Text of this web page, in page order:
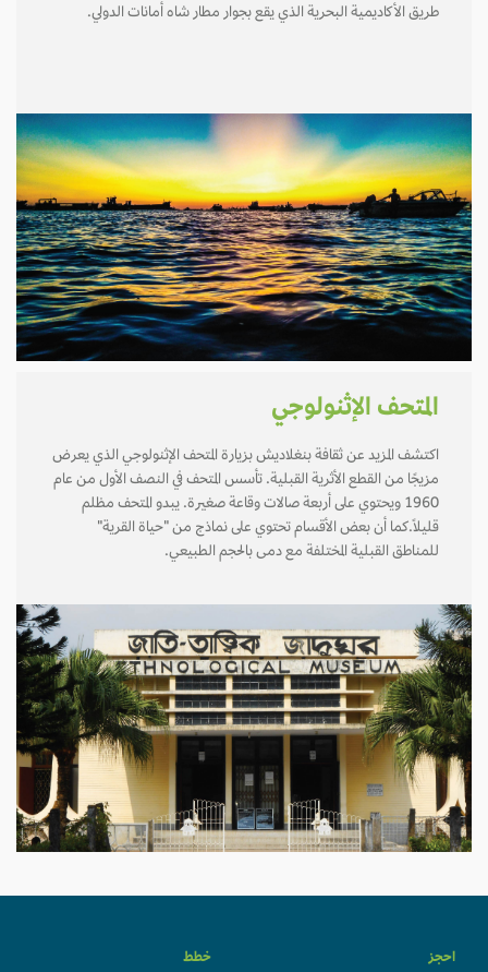
طريق الأكاديمية البحرية الذي يقع بجوار مطار شاه أمانات الدولي.
المتحف الإثنولوجي
اكتشف المزيد عن ثقافة بنغلاديش بزيارة المتحف الإثنولوجي الذي يعرض
مزيجًا من القطع الأثرية القبلية. تأسس المتحف في النصف الأول من عام
1960 ويحتوي على أربعة صالات وقاعة صغيرة. يبدو المتحف مظلم
قليلاً.كما أن بعض الأقسام تحتوي على نماذج من "حياة القرية"
للمناطق القبلية المختلفة مع دمى بالحجم الطبيعي.
احجز خطط